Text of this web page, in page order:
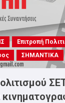
Επιτροπή
ΣΗΜΑΝΤΙΚΑ